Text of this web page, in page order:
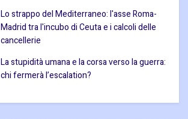
Lo strappo del Mediterraneo: l'asse Roma-
Madrid tra l'incubo di Ceuta e i calcoli delle
cancellerie
La stupidità umana e la corsa verso la guerra:
chi fermerà l’escalation?